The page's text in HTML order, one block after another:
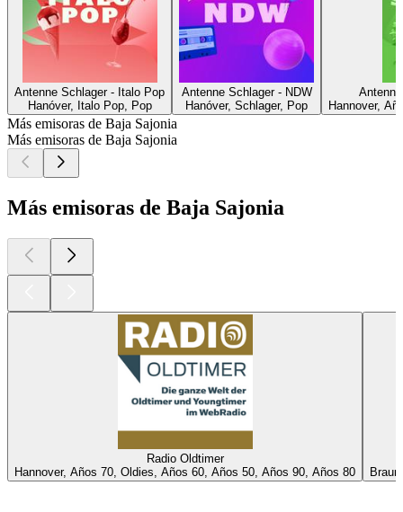
Antenne Schlager - Italo Pop
Hanóver, Italo Pop, Pop
Antenne Schlager - NDW
Hanóver, Schlager, Pop
Hannover,
Más emisoras de Baja Sajonia
Más emisoras de Baja Sajonia
Más emisoras de Baja Sajonia
Radio Oldtimer
Hannover, Años 70, Oldies, Años 60, Años 50, Años 90, Años 80